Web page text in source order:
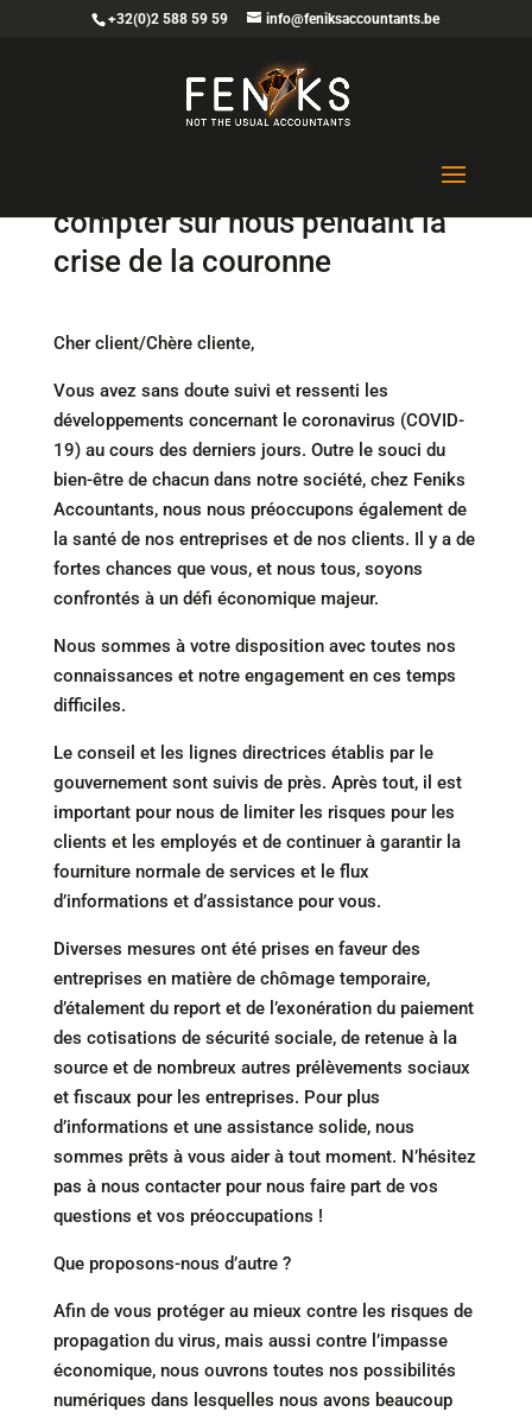
+32(0)2 588 59 59 info@feniksaccountants.be
compter sur nous pendant la
crise de la couronne
Cher client/Chère cliente,
Vous avez sans doute suivi et ressenti les
développements concernant le coronavirus (COVID-
19) au cours des derniers jours. Outre le souci du
bien-être de chacun dans notre société, chez Feniks
Accountants, nous nous préoccupons également de
la santé de nos entreprises et de nos clients. Il y a de
fortes chances que vous, et nous tous, soyons
confrontés à un défi économique majeur.
Nous sommes à votre disposition avec toutes nos
connaissances et notre engagement en ces temps
difficiles.
Le conseil et les lignes directrices établis par le
gouvernement sont suivis de près. Après tout, il est
important pour nous de limiter les risques pour les
clients et les employés et de continuer à garantir la
fourniture normale de services et le flux
d’informations et d’assistance pour vous.
Diverses mesures ont été prises en faveur des
entreprises en matière de chômage temporaire,
d’étalement du report et de l’exonération du paiement
des cotisations de sécurité sociale, de retenue à la
source et de nombreux autres prélèvements sociaux
et fiscaux pour les entreprises. Pour plus
d’informations et une assistance solide, nous
sommes prêts à vous aider à tout moment. N’hésitez
pas à nous contacter pour nous faire part de vos
questions et vos préoccupations !
Que proposons-nous d’autre ?
Afin de vous protéger au mieux contre les risques de
propagation du virus, mais aussi contre l’impasse
économique, nous ouvrons toutes nos possibilités
numériques dans lesquelles nous avons beaucoup